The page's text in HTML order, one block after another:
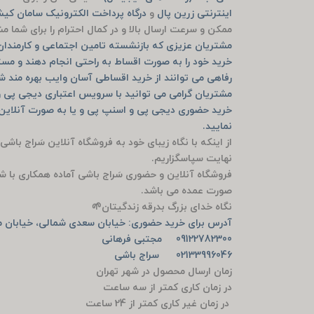
اینترنتی زرین پال و درگاه پرداخت الکترونیک
ممکن و سرعت ارسال بالا و در کمال احترام را برای شما
مشتریان عزیزی که بازنشسته تامین اجتماعی و
خرید خود را به صورت اقساط به راحتی انجام دهند و
رفاهی می توانند از خرید اقساطی آسان وایب بهره مند
مشتریان گرامی می توانید با سرویس اعتباری دیجی
نمایید.
از اینکه با نگاه زیبای خود به فروشگاه آنلاین سَراج
نهایت سپاسگزاریم.
فروشگاه آنلاین و حضوری سَراج باشی آماده همکاری
صورت عمده می باشد.
نگاه خدای بزرگ بدرقه زندگیتان🌱
آدرس برای خرید حضوری: خیابان سعدی شمالی، خیابان
09122782300 مجتبی فرهانی
02133996046 سراج باشی
زمان ارسال محصول در شهر تهران
در زمان کاری کمتر از سه ساعت
در زمان غیر کاری کمتر از 24 ساعت